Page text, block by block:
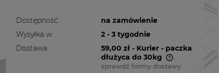
Dostępność:
na zamówienie
Wysyłka w:
2 - 3 tygodnie
Dostawa:
59,00 zł - Kurier - paczka
dłużyca do 30kg
sprawdź formy dostawy